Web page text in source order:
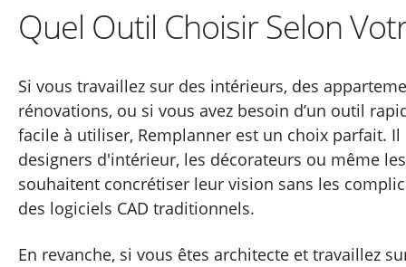
Quel Outil Choisir Selon
Si vous travaillez sur des intérieurs, des
rénovations, ou si vous avez besoin d’un outil
facile à utiliser, Remplanner est un choix parfait.
designers d'intérieur, les décorateurs ou même
souhaitent concrétiser leur vision sans les
des logiciels CAD traditionnels.
En revanche, si vous êtes architecte et travaillez